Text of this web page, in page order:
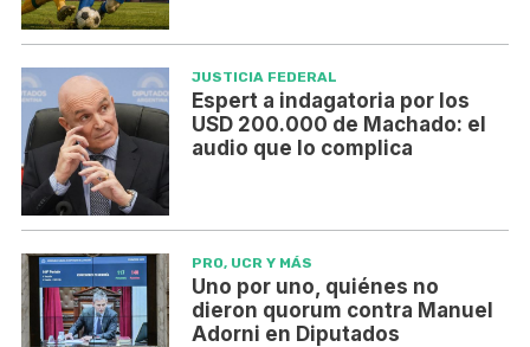
JUSTICIA FEDERAL
Espert a indagatoria por los
USD 200.000 de Machado: el
audio que lo complica
PRO, UCR Y MÁS
Uno por uno, quiénes no
dieron quorum contra Manuel
Adorni en Diputados